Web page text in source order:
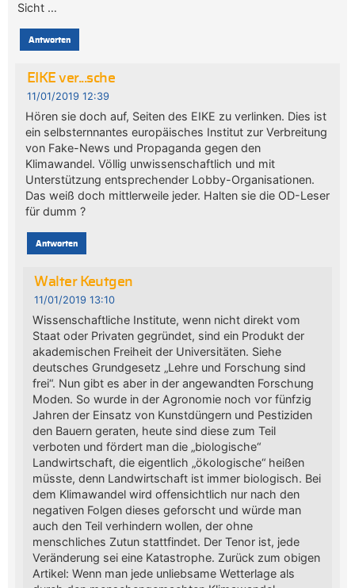
Sicht …
Antworten
EIKE ver...sche
11/01/2019 12:39
Hören sie doch auf, Seiten des EIKE zu verlinken. Dies ist
ein selbsternnantes europäisches Institut zur Verbreitung
von Fake-News und Propaganda gegen den
Klimawandel. Völlig unwissenschaftlich und mit
Unterstützung entsprechender Lobby-Organisationen.
Das weiß doch mittlerweile jeder. Halten sie die OD-Leser
für dumm ?
Antworten
Walter Keutgen
11/01/2019 13:10
Wissenschaftliche Institute, wenn nicht direkt vom
Staat oder Privaten gegründet, sind ein Produkt der
akademischen Freiheit der Universitäten. Siehe
deutsches Grundgesetz „Lehre und Forschung sind
frei“. Nun gibt es aber in der angewandten Forschung
Moden. So wurde in der Agronomie noch vor fünfzig
Jahren der Einsatz von Kunstdüngern und Pestiziden
den Bauern geraten, heute sind diese zum Teil
verboten und fördert man die „biologische“
Landwirtschaft, die eigentlich „ökologische“ heißen
müsste, denn Landwirtschaft ist immer biologisch. Bei
dem Klimawandel wird offensichtlich nur nach den
negativen Folgen dieses geforscht und würde man
auch den Teil verhindern wollen, der ohne
menschliches Zutun stattfindet. Der Tenor ist, jede
Veränderung sei eine Katastrophe. Zurück zum obigen
Artikel: Wenn man jede unliebsame Wetterlage als